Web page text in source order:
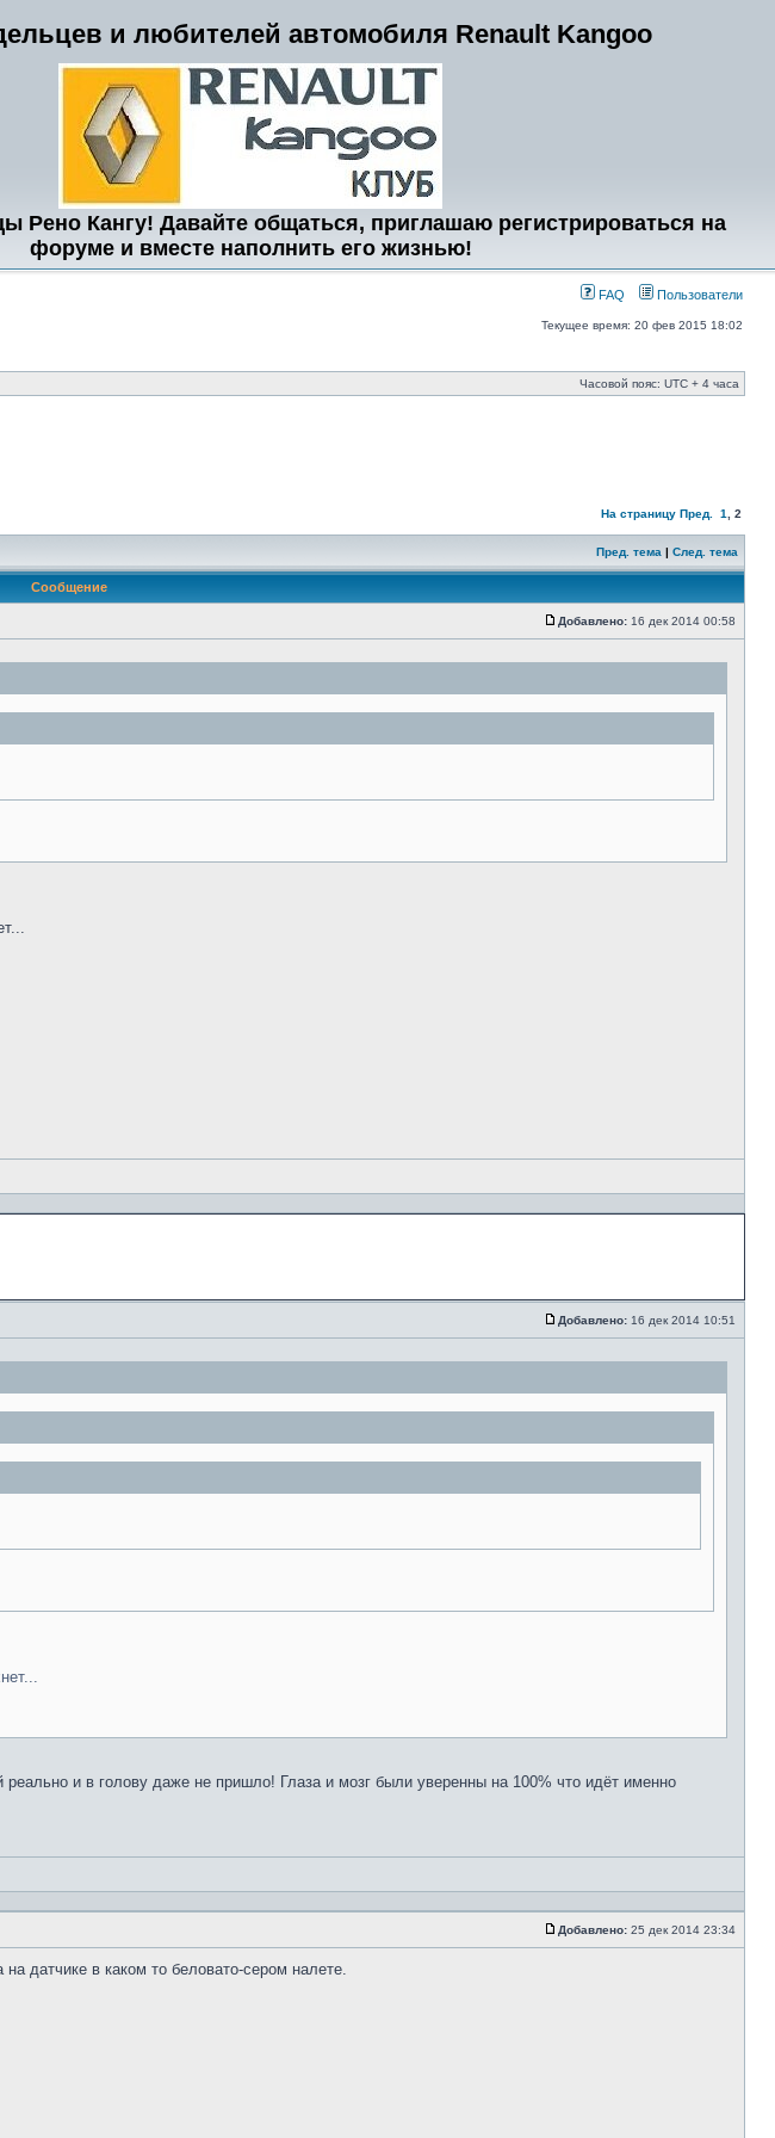
и любителей автомобиля Renault Kangoo
Рено Кангу! Давайте общаться, приглашаю регистрироваться на
форуме и вместе наполнить его жизнью!
FAQ Пользователи
Текущее время: 20 фев 2015 18:02
Часовой пояс: UTC + 4 часа
На страницу Пред. 1 2
Пред. тема | След. тема
Сообщение
Добавлено: 16 дек 2014 00:58
Добавлено: 16 дек 2014 10:51
и в голову даже не пришло! Глаза и мозг были уверенны на 100% что идёт именно
Добавлено: 25 дек 2014 23:34
датчике в каком то беловато-сером налете.